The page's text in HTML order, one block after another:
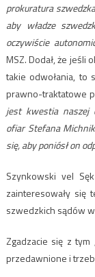
prokuratura
aby władze
oczywiście
MSZ. Dodał, że jeśli
takie odwołania, to
prawno-traktatowe
jest kwestia naszej
ofiar Stefana
się, aby poniósł on
Szynkowski vel
zainteresowały się
szwedzkich sądów
Zgadzacie się z
przedawnione i